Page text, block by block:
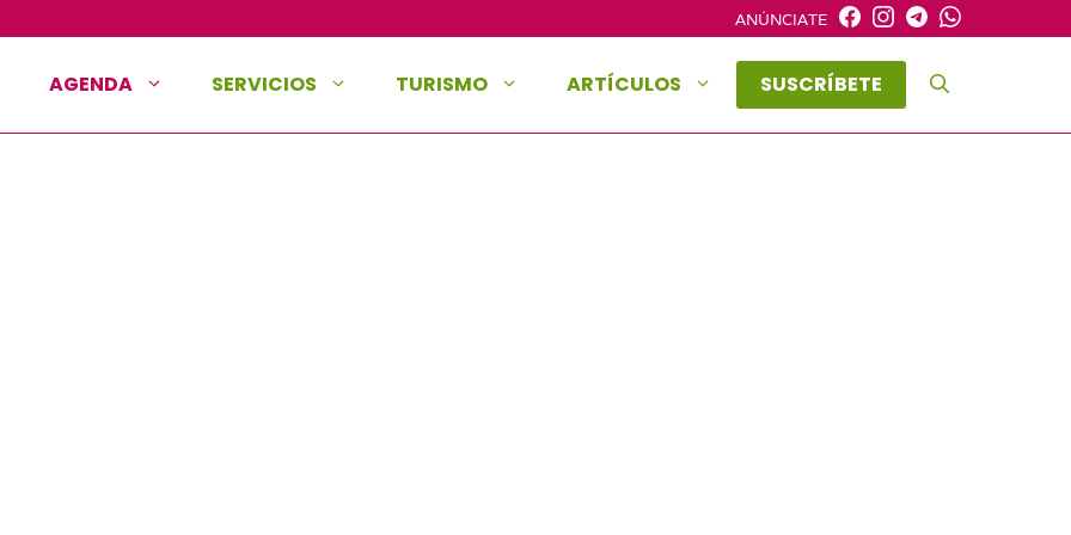
ANÚNCIATE
AGENDA SERVICIOS TURISMO ARTÍCULOS SUSCRÍBETE